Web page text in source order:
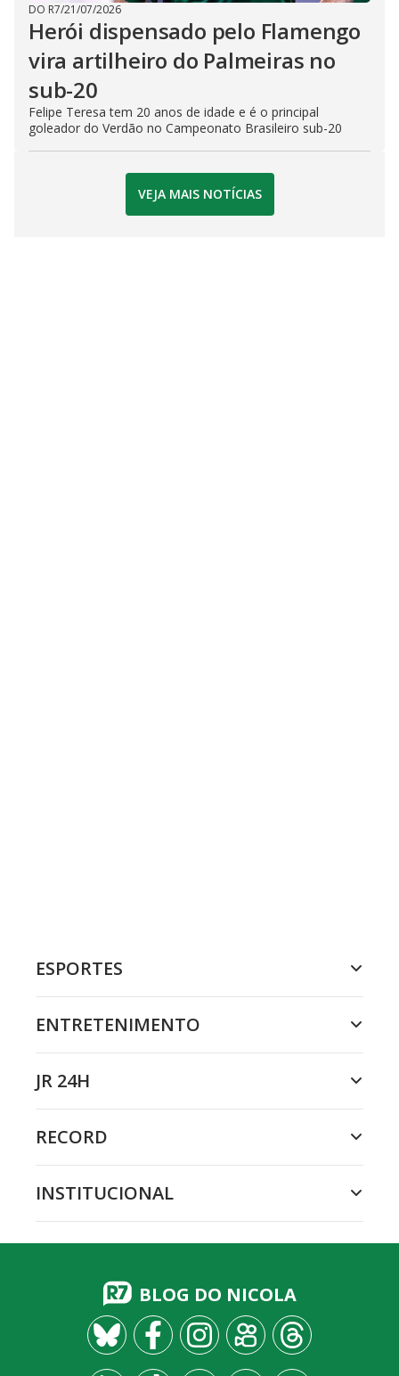
DO R7/21/07/2026
Herói dispensado pelo Flamengo
vira artilheiro do Palmeiras no
sub-20
Felipe Teresa tem 20 anos de idade e é o principal
goleador do Verdão no Campeonato Brasileiro sub-20
VEJA MAIS NOTÍCIAS
ESPORTES
ENTRETENIMENTO
JR 24H
RECORD
INSTITUCIONAL
BLOG DO NICOLA